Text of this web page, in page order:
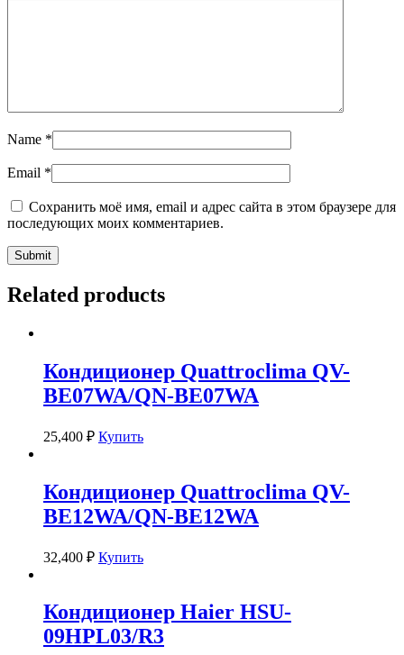
Name *
Email *
Сохранить моё имя, email и адрес сайта в этом браузере для
последующих моих комментариев.
Related products
Кондиционер Quattroclima QV-
BE07WA/QN-BE07WA
25,400 ₽ Купить
Кондиционер Quattroclima QV-
BE12WA/QN-BE12WA
32,400 ₽ Купить
Кондиционер Haier HSU-
09HPL03/R3